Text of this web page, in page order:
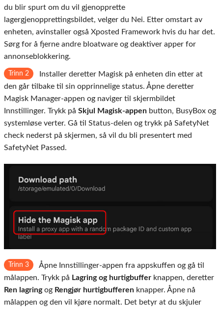
du blir spurt om du vil gjenopprette
lagergjenopprettingsbildet, velger du Nei. Etter omstart av
enheten, avinstaller også Xposted Framework hvis du har det.
Sørg for å fjerne andre bloatware og deaktiver apper for
annonseblokkering.
Trinn 2
Installer deretter Magisk på enheten din etter at
den går tilbake til sin opprinnelige status. Åpne deretter
Magisk Manager-appen og naviger til skjermbildet
Innstillinger. Trykk på Skjul Magisk-appen button, BusyBox og
systemløse verter. Gå til Status-delen og trykk på SafetyNet
check nederst på skjermen, så vil du bli presentert med
SafetyNet Passed.
Trinn 3
Åpne Innstillinger-appen fra appskuffen og gå til
målappen. Trykk på Lagring og hurtigbuffer knappen, deretter
Ren lagringog Rengjør hurtigbufferen knapper. Åpne nå
målappen og den vil kjøre normalt. Det betyr at du skjuler